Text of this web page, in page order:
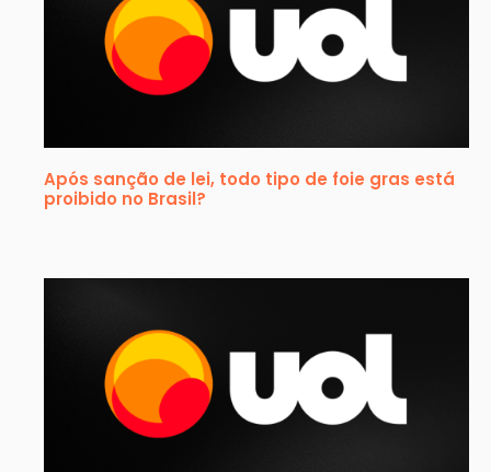
Após sanção de lei, todo tipo de foie gras está
proibido no Brasil?